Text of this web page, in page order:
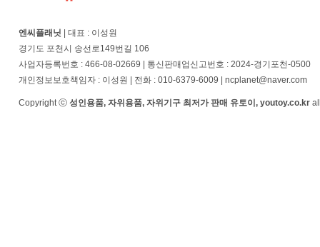
엔씨플래닛 | 대표 : 이성원
경기도 포천시 송선로149번길 106
사업자등록번호 : 466-08-02669 | 통신판매업신고번호 : 2024-경기포천-0500
개인정보보호책임자 : 이성원 | 전화 : 010-6379-6009 | ncplanet@naver.com
Copyright ⓒ 성인용품, 자위용품, 자위기구 최저가 판매 유토이, youtoy.co.kr